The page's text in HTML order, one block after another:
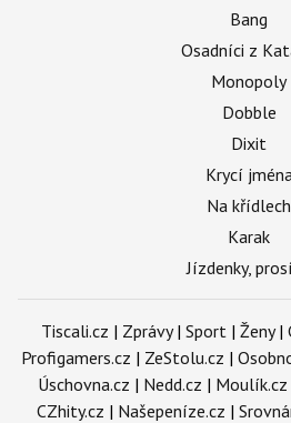
Bang
Osadníci z
Monopoly
Dobble
Dixit
Krycí jména
Na křídlech
Karak
Jízdenky,
Tiscali.cz | Zprávy| Sport | Ženy|
Profigamers.cz | ZeStolu.cz |
Úschovna.cz | Nedd.cz | Moulík.cz
CZhity.cz | Našepeníze.cz |